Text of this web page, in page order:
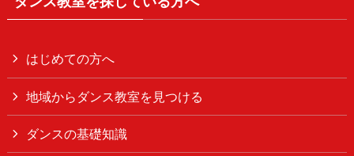
はじめての方へ
地域からダンス教室を見つける
ダンスの基礎知識